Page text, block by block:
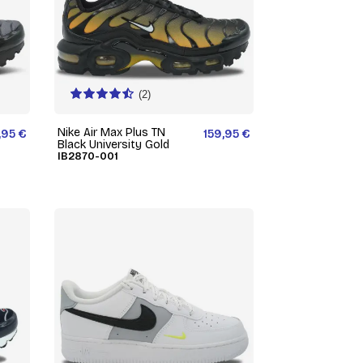
€
(2)
Nike Air Max Plus TN
Black University Gold
IB2870-001
159,95 €